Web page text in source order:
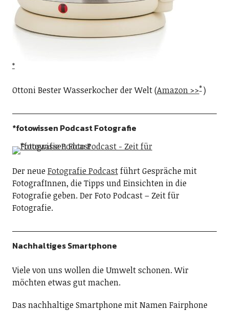
Ottoni Bester Wasserkocher der Welt (Amazon >> )
*fotowissen Podcast Fotografie
Der neueFotografie Podcastführt Gespräche mit
FotografInnen, die Tipps und Einsichten in die
Fotografie geben. Der Foto Podcast – Zeit für
Fotografie.
Nachhaltiges Smartphone
Viele von uns wollen die Umwelt schonen. Wir
möchten etwas gut machen.
Das nachhaltige Smartphone mit Namen Fairphone